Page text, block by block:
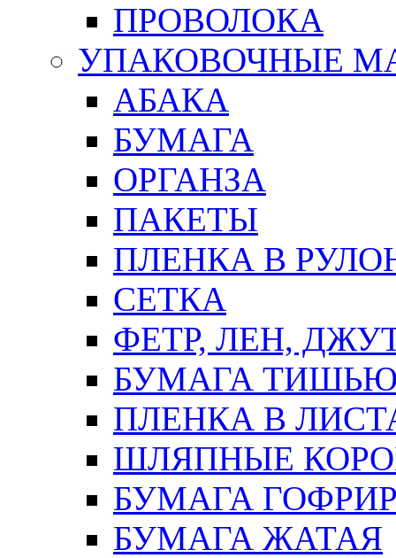
ПРОВОЛОКА
УПАКОВОЧНЫЕ
АБАКА
БУМАГА
ОРГАНЗА
ПАКЕТЫ
ПЛЕНКА В
СЕТКА
ФЕТР, ЛЕН,
БУМАГА
ПЛЕНКА В
ШЛЯПНЫЕ
БУМАГА
БУМАГА ЖАТАЯ